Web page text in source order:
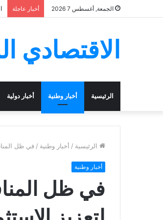
الجمعة, أغسطس 7 2026 أخبار عاجلة
الاقتصادي
الرئيسية أخبار وطنية أخبار دولية
الرئيسية / أخبار وطنية / في ظل
أخبار وطنية
في ظل